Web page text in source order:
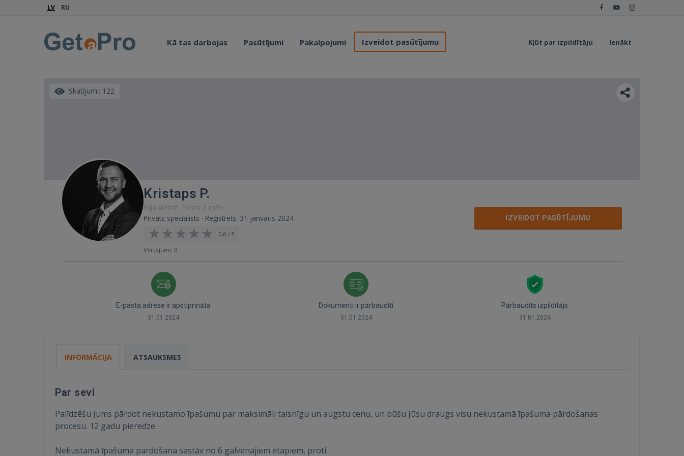
LV RU
Kā tas darbojas Pasūtījumi Pakalpojumi Izveidot pasūtījumu Kļūt par izpildītāju Ienākt
Skatījumi: 122
Kristaps P.
Bija vietnē: Pirms 2 mēn.
Privāts speciālists · Reģistrēts: 31 janvāris 2024
0,0 / 5
Vērtējumi: 0
IZVEIDOT PASŪTĪJUMU
E-pasta adrese ir apstiprināta
31.01.2024
Dokumenti ir pārbaudīti
31.01.2024
Pārbaudīts izpildītājs
31.01.2024
INFORMĀCIJA ATSAUKSMES
Par sevi
Palīdzēšu Jums pārdot nekustamo īpašumu par maksimāli taisnīgu un augstu cenu, un būšu Jūsu draugs visu nekustamā īpašuma pārdošanas
procesu. 12 gadu pieredze.
Nekustamā īpašuma pardošana sastāv no 6 galvenajiem etapiem, proti: